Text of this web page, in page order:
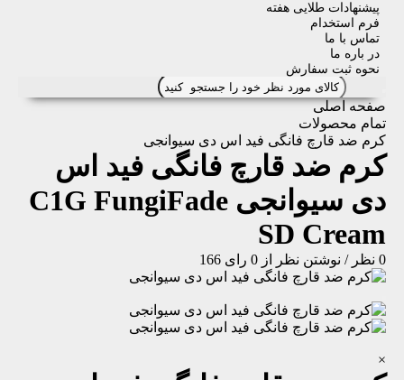
پیشنهادات طلایی هفته
فرم استخدام
تماس با ما
در باره ما
نحوه ثبت سفارش
صفحه اصلی
تمام محصولات
کرم ضد قارچ فانگی فید اس دی سیوانجی
کرم ضد قارچ فانگی فید اس
دی سیوانجی C1G FungiFade
SD Cream
0 نظر / نوشتن نظر از 0 رای 166
×